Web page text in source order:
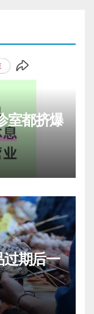
室都挤爆
期后一